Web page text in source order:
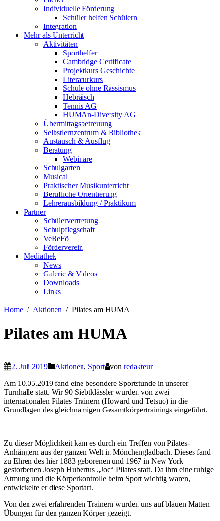
Individuelle Förderung
Schüler helfen Schülern
Integration
Mehr als Unterricht
Aktivitäten
Sporthelfer
Cambridge Certificate
Projektkurs Geschichte
Literaturkurs
Schule ohne Rassismus
Hebräisch
Tennis AG
HUMAn-Diversity AG
Übermittagsbetreuung
Selbstlernzentrum & Bibliothek
Austausch & Ausflug
Beratung
Webinare
Schulgarten
Musical
Praktischer Musikunterricht
Berufliche Orientierung
Lehrerausbildung / Praktikum
Partner
Schülervertretung
Schulpflegschaft
VeBeFö
Förderverein
Mediathek
News
Galerie & Videos
Downloads
Links
Home Aktionen Pilates am HUMA
Pilates am HUMA
2. Juli 2019 Aktionen, Sport von redakteur
Am 10.05.2019 fand eine besondere Sportstunde in unserer
Turnhalle statt. Wir 90 Siebtklässler wurden von zwei
internationalen Pilates Trainern (Howard und Tetsuo) in die
Grundlagen des gleichnamigen Gesamtkörpertrainings eingeführt.
Zu dieser Möglichkeit kam es durch ein Treffen von Pilates-
Anhängern aus der ganzen Welt in Mönchengladbach. Dieses fand
zu Ehren des hier 1883 geborenen und 1967 in New York
gestorbenen Joseph Hubertus „Joe“ Pilates statt. Da ihm eine ruhige
Atmung und die Körperkontrolle beim Sport wichtig waren,
entwickelte er diese Sportart.
Von den zwei erfahrenden Trainern wurden uns auf blauen Matten
Übungen für den ganzen Körper gezeigt.